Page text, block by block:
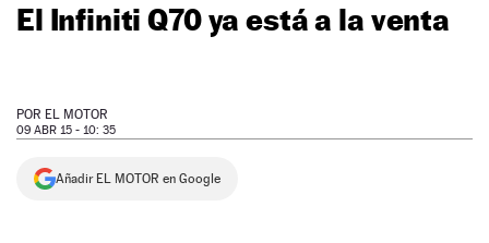
MOTOS
PREMIOS
El Infiniti Q70 ya está a la venta
POR EL MOTOR
09 ABR 15 - 10: 35
Añadir EL MOTOR en Google